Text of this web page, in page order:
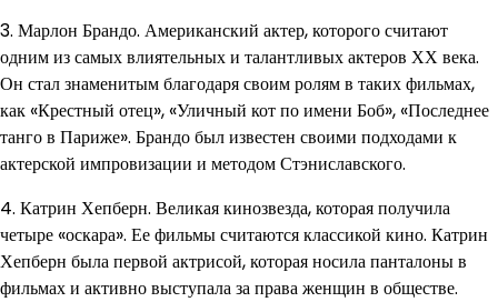
3. Марлон Брандо. Американский актер, которого считают
одним из самых влиятельных и талантливых актеров ХХ века.
Он стал знаменитым благодаря своим ролям в таких фильмах,
как «Крестный отец», «Уличный кот по имени Боб», «Последнее
танго в Париже». Брандо был известен своими подходами к
актерской импровизации и методом Стэниславского.
4. Катрин Хепберн. Великая кинозвезда, которая получила
четыре «оскара». Ее фильмы считаются классикой кино. Катрин
Хепберн была первой актрисой, которая носила панталоны в
фильмах и активно выступала за права женщин в обществе.